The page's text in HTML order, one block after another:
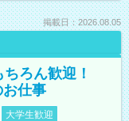
掲載日：2026.08.05
ろん歓迎！
仕事
大学生歓迎